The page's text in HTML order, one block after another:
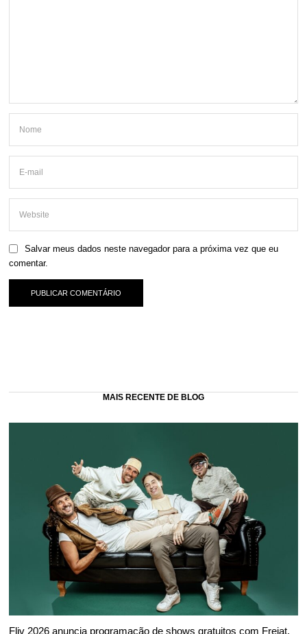
Salvar meus dados neste navegador para a próxima vez que eu
comentar.
MAIS RECENTE DE BLOG
Fliv 2026 anuncia programação de shows gratuitos com Frejat,